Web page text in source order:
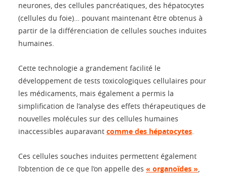
neurones, des cellules pancréatiques, des hépatocytes
(cellules du foie)… pouvant maintenant être obtenus à
partir de la différenciation de cellules souches induites
humaines.
Cette technologie a grandement facilité le
développement de tests toxicologiques cellulaires pour
les médicaments, mais également a permis la
simplification de l’analyse des effets thérapeutiques de
nouvelles molécules sur des cellules humaines
inaccessibles auparavant comme des hépatocytes.
Ces cellules souches induites permettent également
l’obtention de ce que l’on appelle des « organoïdes »,